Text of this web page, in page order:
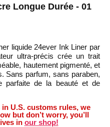
Longue Durée - 01
liquide 24ever Ink Liner par
ultra-précis crée un trait
hautement pigmenté, et
Sans parfum, sans paraben,
parfaite de la beauté et de
U.S. customs rules, we
but don’t worry, you’ll
in our shop!